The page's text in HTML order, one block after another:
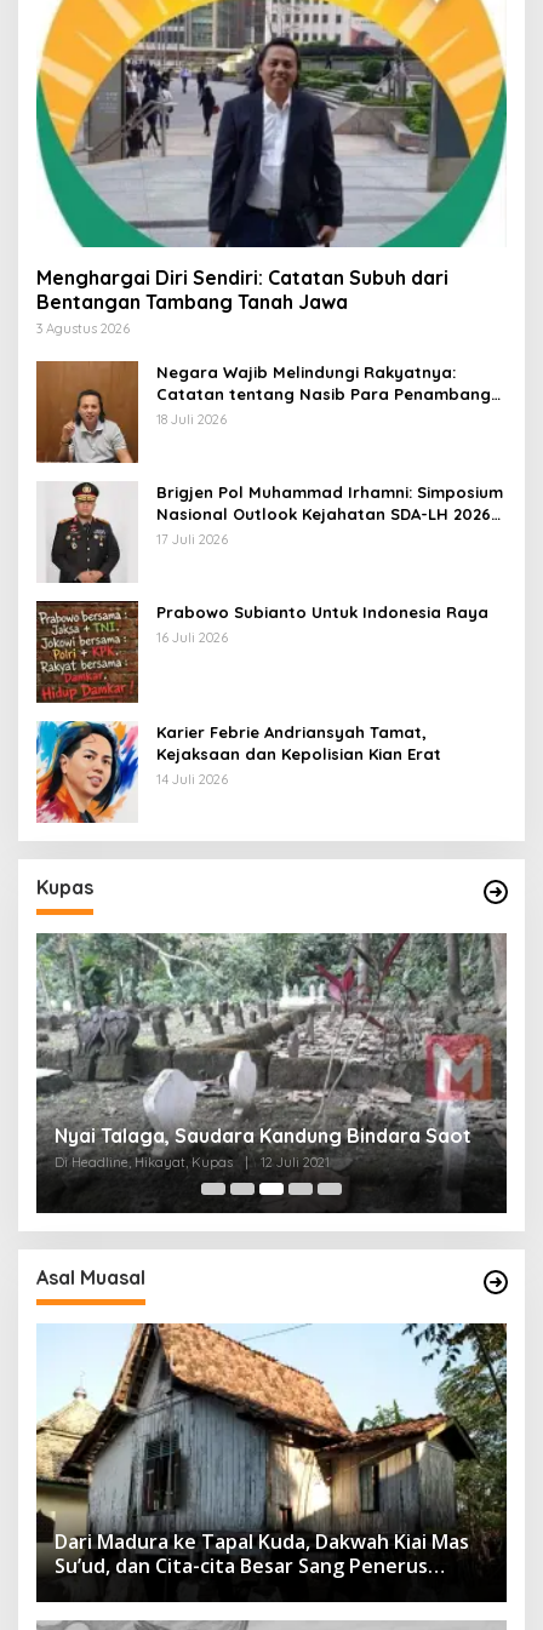
Menghargai Diri Sendiri: Catatan Subuh dari
Bentangan Tambang Tanah Jawa
3 Agustus 2026
Negara Wajib Melindungi Rakyatnya:
Catatan tentang Nasib Para Penambang
Belerang Kawah Ijen
18 Juli 2026
Brigjen Pol Muhammad Irhamni: Simposium
Nasional Outlook Kejahatan SDA-LH 2026–
2030 Beri Banyak Masukan Bagi APH
17 Juli 2026
Prabowo Subianto Untuk Indonesia Raya
16 Juli 2026
Karier Febrie Andriansyah Tamat,
Kejaksaan dan Kepolisian Kian Erat
14 Juli 2026
Kupas
Misteri Nama Asli Kiai Agung Nepa, Waliyullah
dari Kampung Raden
Di Headline, Kupas 11 Juli 2021
Asal Muasal
Dari Madura ke Tapal Kuda, Dakwah Kiai Mas
Su’ud, dan Cita-cita Besar Sang Penerus